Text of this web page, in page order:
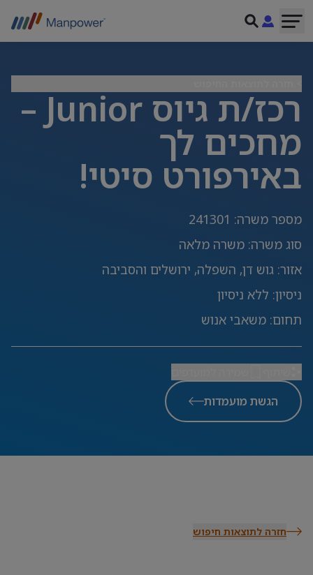
רכז/ת גיוס Junior –
מחכים לך
באירפורט סיטי!
מספר משרה:
241301
סוג משרה: משרה מלאה
אזור: גוש דן, השפלה, ירושלים והסביבה
ניסיון: ללא ניסיון
תחום: משאבי אנוש
הגשת מועמדות
חזרה לתוצאות חיפוש